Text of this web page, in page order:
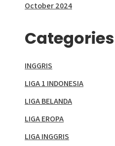
October 2024
Categories
INGGRIS
LIGA 1 INDONESIA
LIGA BELANDA
LIGA EROPA
LIGA INGGRIS